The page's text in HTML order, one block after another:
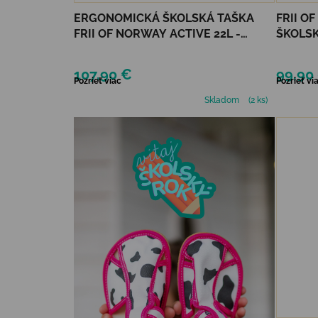
ERGONOMICKÁ ŠKOLSKÁ TAŠKA
FRII OF NORWAY ACTIVE 22L -
107,90 €
Pozrieť viac
Skladom
(2 ks)
FRII
Pozrieť